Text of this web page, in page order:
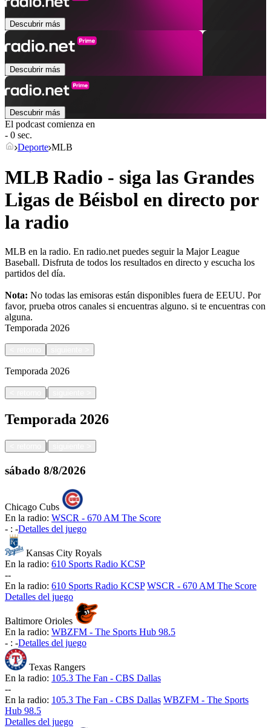
Descubrir más
Descubrir más
Descubrir más
El podcast comienza en
- 0 sec.
Deporte MLB
MLB Radio - siga las Grandes
Ligas de Béisbol en directo por
la radio
MLB en la radio. En radio.net puedes seguir la Major League
Baseball. Disfruta de todos los resultados en directo y escucha los
partidos del día.
Nota: No todas las emisoras están disponibles fuera de EEUU. Por
favor, prueba otros canales si encuentras alguno. si te encuentras con
alguna.
Temporada 2026
Temporada 2026
|
Temporada 2026
|
sábado 8/8/2026
Chicago Cubs
En la radio: WSCR - 670 AM The Score
- : -Detalles del juego
Kansas City Royals
En la radio: 610 Sports Radio KCSP
--
En la radio: 610 Sports Radio KCSP WSCR - 670 AM The Score
Detalles del juego
Baltimore Orioles
En la radio: WBZFM - The Sports Hub 98.5
- : -Detalles del juego
Texas Rangers
En la radio: 105.3 The Fan - CBS Dallas
--
En la radio: 105.3 The Fan - CBS Dallas WBZFM - The Sports
Hub 98.5
Detalles del juego